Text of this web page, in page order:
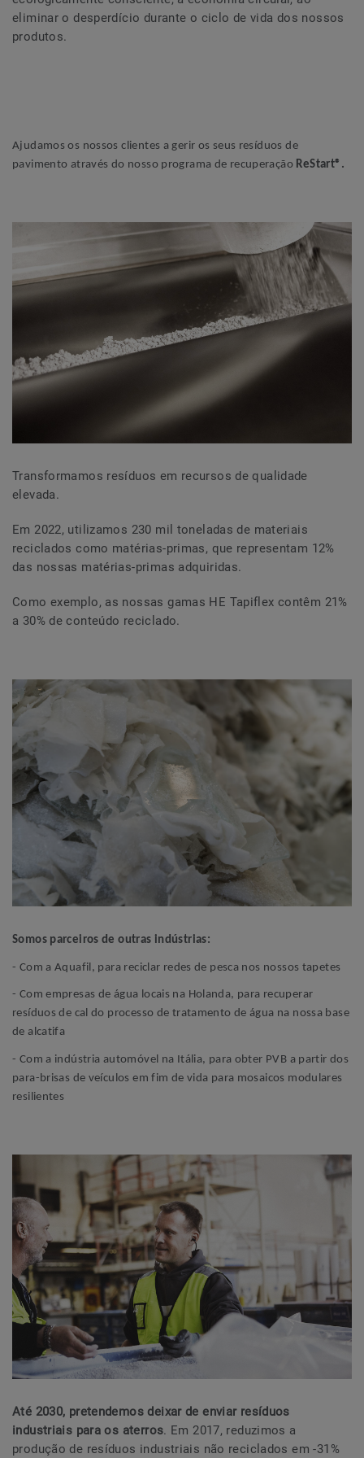
eliminar o desperdício durante o ciclo de vida dos nossos
produtos.
Ajudamos os nossos clientes a gerir os seus resíduos de
pavimento através do nosso programa de recuperação ReStart®.
Transformamos resíduos em recursos de qualidade
elevada.
Em 2022, utilizamos 230 mil toneladas de materiais
reciclados como matérias-primas, que representam 12%
das nossas matérias-primas adquiridas.
Como exemplo, as nossas gamas HE Tapiflex contêm 21%
a 30% de conteúdo reciclado.
Somos parceiros de outras indústrias:
- Com a Aquafil, para reciclar redes de pesca nos nossos tapetes
- Com empresas de água locais na Holanda, para recuperar
resíduos de cal do processo de tratamento de água na nossa base
de alcatifa
- Com a indústria automóvel na Itália, para obter PVB a partir dos
para-brisas de veículos em fim de vida para mosaicos modulares
resilientes
Até 2030, pretendemos deixar de enviar resíduos
industriais para os aterros. Em 2017, reduzimos a
produção de resíduos industriais não reciclados em -31%